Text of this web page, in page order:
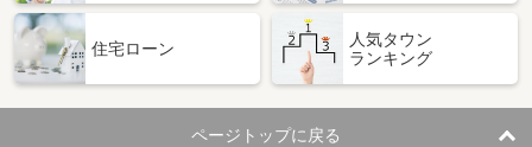
住宅ローン
人気タウン
ランキング
ページトップに戻る